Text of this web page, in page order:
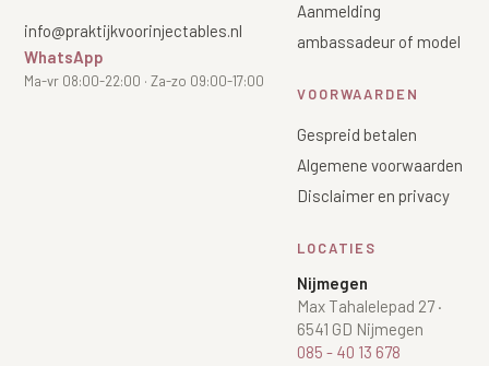
info@praktijkvoorinjectables.nl
WhatsApp
Ma-vr 08:00-22:00 · Za-zo 09:00-17:00
Aanmelding
ambassadeur of model
VOORWAARDEN
Gespreid betalen
Algemene voorwaarden
Disclaimer en privacy
LOCATIES
Nijmegen
Max Tahalelepad 27·
6541 GD Nijmegen
085 - 40 13 678